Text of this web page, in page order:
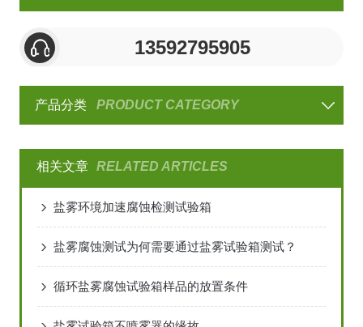
13592795905
产品分类 PRODUCT CATEGORY
相关文章 RELATED ARTICLES
盐雾环境加速腐蚀检测试验箱
盐雾腐蚀测试为何需要通过盐雾试验箱测试？
循环盐雾腐蚀试验箱样品的放置条件